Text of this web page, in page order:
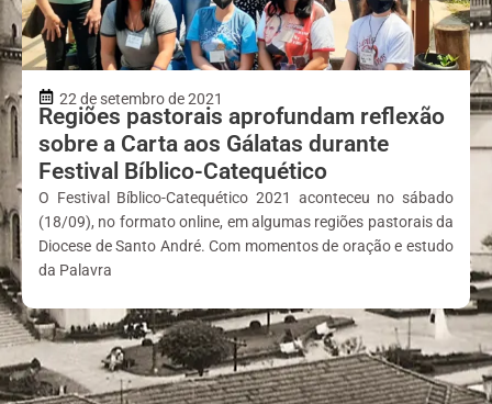
22 de setembro de 2021
Regiões pastorais aprofundam reflexão
sobre a Carta aos Gálatas durante
Festival Bíblico-Catequético
O Festival Bíblico-Catequético 2021 aconteceu no sábado
(18/09), no formato online, em algumas regiões pastorais da
Diocese de Santo André. Com momentos de oração e estudo
da Palavra